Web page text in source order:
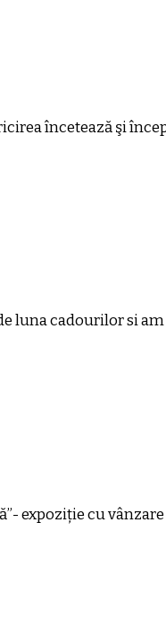
încetează şi
luna cadourilor si
expoziție cu